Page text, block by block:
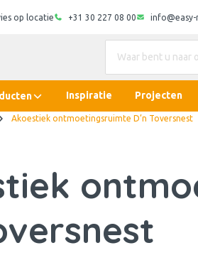
op locatie +31 30 227 08 00
Inspiratie Projecten
Akoestiek ontmoetingsruimte D’n Toversnest